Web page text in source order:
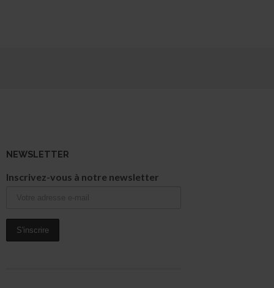
NEWSLETTER
Inscrivez-vous à notre newsletter